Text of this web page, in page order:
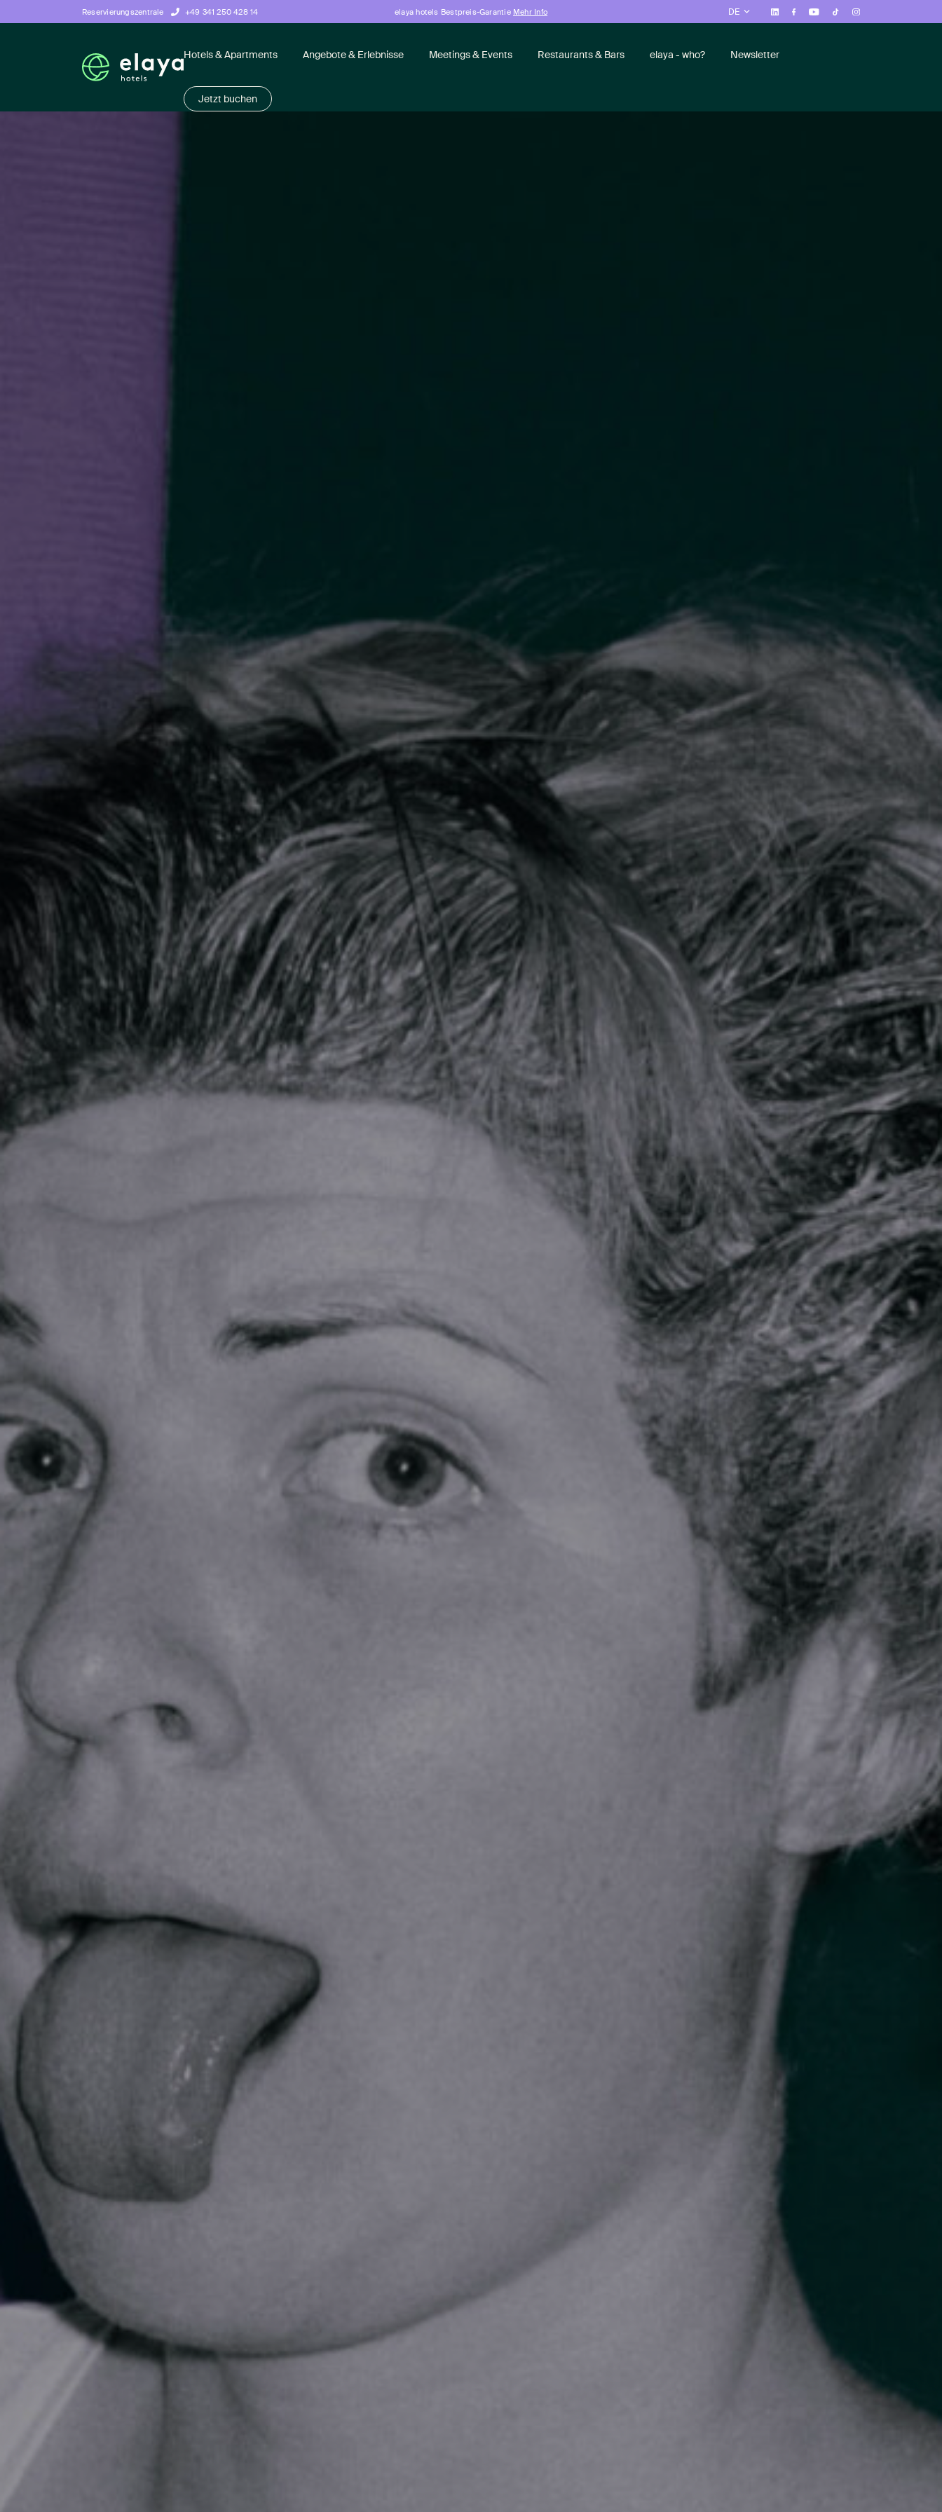
Reservierungszentrale +49 341 250 428 14 elaya hotels Bestpreis-Garantie Mehr Info DE
Hotels & Apartments Angebote & Erlebnisse Meetings & Events Restaurants & Bars elaya - who? Newsletter
Jetzt buchen